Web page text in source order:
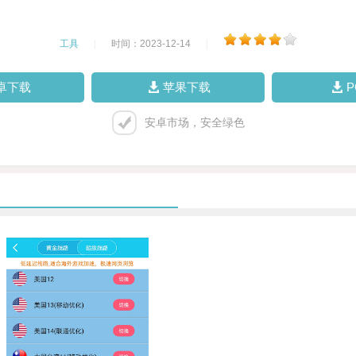
工具 时间：2023-12-14
下载 苹果下载
安卓市场，安全绿色